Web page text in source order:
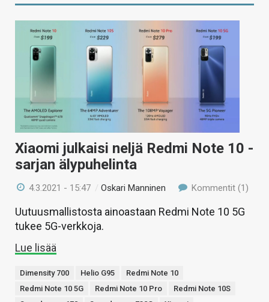
Xiaomi julkaisi neljä Redmi Note 10 -
sarjan älypuhelinta
4.3.2021 - 15:47 /Oskari Manninen Kommentit (1)
Uutuusmallistosta ainoastaan Redmi Note 10 5G
tukee 5G-verkkoja.
Lue lisää
Dimensity 700 Helio G95
Redmi Note 10
Redmi Note 10 5G
Redmi Note 10 Pro
Redmi Note 10S